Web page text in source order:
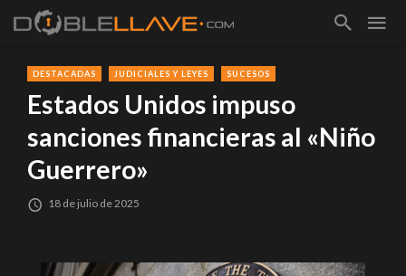
DESTACADAS JUDICIALES Y LEYES SUCESOS
Estados Unidos impuso
sanciones financieras al «Niño
Guerrero»
18 de julio de 2025